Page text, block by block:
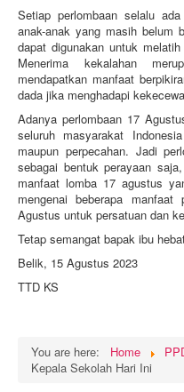
Setiap perlombaan selalu
anak-anak yang masih belum
dapat digunakan untuk
Menerima kekalahan
mendapatkan manfaat
dada jika menghadapi
Adanya perlombaan 17
seluruh masyarakat
maupun perpecahan. Jadi
sebagai bentuk perayaan
manfaat lomba 17 agustus
mengenai beberapa
Agustus untuk persatuan dan
Tetap semangat bapak ibu
Belik, 15 Agustus 2023
TTD KS
You are here: Home
Kepala Sekolah Hari Ini